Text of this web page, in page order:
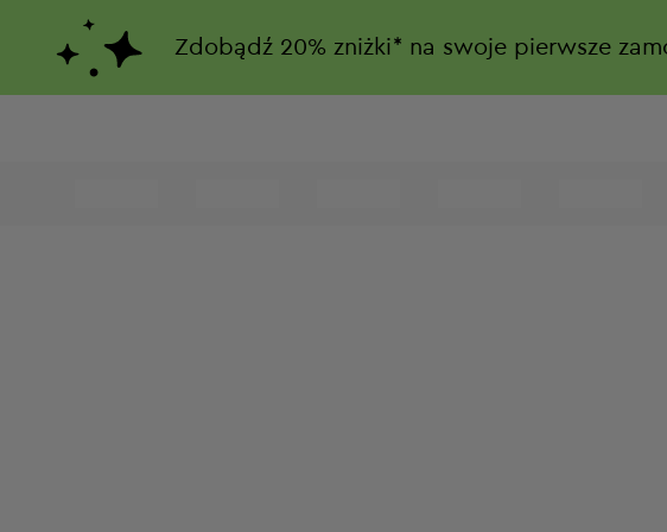
Zdobądź 20% zniżki* na swoje pierwsze